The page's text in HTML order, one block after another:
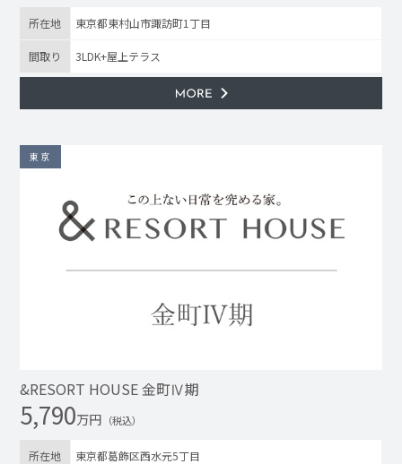
所在地 東京都東村山市諏訪町1丁目
間取り 3LDK+屋上テラス
東京
&RESORT HOUSE 金町Ⅳ期
5,790万円 （税込）
所在地 東京都葛飾区西水元5丁目